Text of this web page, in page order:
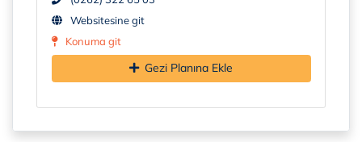
Websitesine git
Konuma git
Gezi Planına Ekle